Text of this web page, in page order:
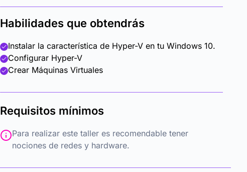
Habilidades que obtendrás
Instalar la característica de Hyper-V en tu Windows 10.
Configurar Hyper-V
Crear Máquinas Virtuales
Requisitos mínimos
Para realizar este taller es recomendable tener
nociones de redes y hardware.